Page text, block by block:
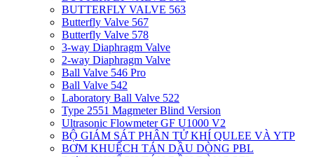
BUTTERFLY VALVE 563
Butterfly Valve 567
Butterfly Valve 578
3-way Diaphragm Valve
2-way Diaphragm Valve
Ball Valve 546 Pro
Ball Valve 542
Laboratory Ball Valve 522
Type 2551 Magmeter Blind Version
Ultrasonic Flowmeter GF U1000 V2
BỘ GIÁM SÁT PHÂN TỬ KHÍ QULEE VÀ YTP
BƠM KHUẾCH TÁN DẦU DÒNG PBL